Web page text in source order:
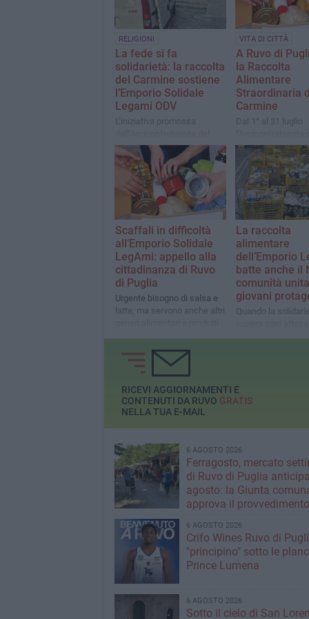
RELIGIONI
La fede si fa
solidarietà: la raccolta
del Carmine sostiene
l’Emporio Solidale
Legami ODV
L’iniziativa promossa
Carmine di Ruvo di Puglia su
impulso del rettore don
Massimiliano De Silvio
VITA DI CITTÀ
A Ruvo di
la Raccolta
Alimentare
Straordinaria
Carmine
Dal 1° al 31 luglio
Carmine e LegAmi
Solidale uniscono
per sostenere le
difficoltà
Scaffali in difficoltà
all’Emporio Solidale
LegAmi: appello alla
cittadinanza di Ruvo
di Puglia
Urgente bisogno di salsa e
latte, ma servono anche altri
La raccolta
alimentare
dell’Emporio
batte anche il
comunità
giovani
Quando la
supera ogni
una Pasqua di
RICEVI AGGIORNAMENTI E
CONTENUTI DA RUVO GRATIS
NELLA TUA E-MAIL
6 AGOSTO 2026
Ferragosto, mercato
di Ruvo di Puglia
agosto: la Giunta
approva il provvedimento
6 AGOSTO 2026
Crifo Wines Ruvo di
"principino" sotto le
Prince Lumena
6 AGOSTO 2026
Sotto il cielo di San